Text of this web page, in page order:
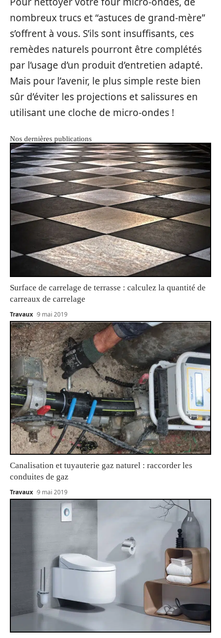
nombreux trucs et “astuces de grand-mère”
s’offrent à vous. S’ils sont insuffisants, ces
remèdes naturels pourront être complétés
par l’usage d’un produit d’entretien adapté.
Mais pour l’avenir, le plus simple reste bien
sûr d’éviter les projections et salissures en
utilisant une cloche de micro-ondes !
Nos dernières publications
Surface de carrelage de terrasse : calculez la quantité de
carreaux de carrelage
Travaux 9 mai 2019
Canalisation et tuyauterie gaz naturel : raccorder les
conduites de gaz
Travaux 9 mai 2019